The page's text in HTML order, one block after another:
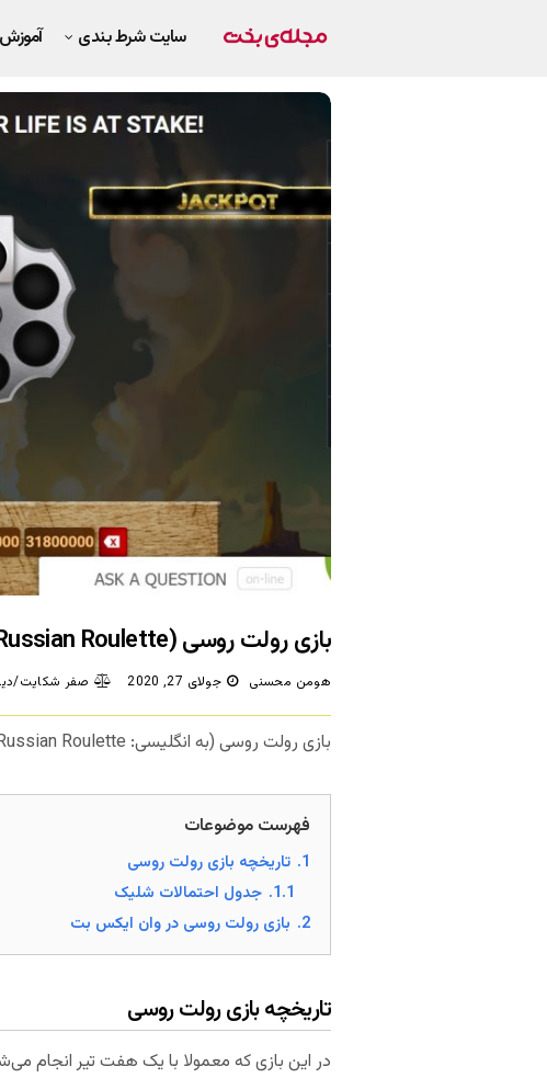
سایت شرط بندی آموزش
بازی رولت روسی (Russian Roulette) در وان ایکس بت
هومن محسنی جولای 27, 2020 صفر شکایت/
بازی رولت روسی (به انگلیسی: Russian Roulette) یکی از مرگبارترین بازی‌های دنیا است که اگر شانس با شما یار نباشد، کشته خواهید شد.
فهرست موضوعات
1. تاریخچه بازی رولت روسی
1.1. جدول احتمالات شلیک
2. بازی رولت روسی در وان ایکس بت
تاریخچه بازی رولت روسی
در این بازی که معمولا با یک هفت تیر انجام